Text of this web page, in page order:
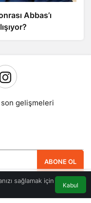
Abbas’ı
sağlamak için
Kabul
son gelişmeleri
ABONE OL
haberdar olan ilk kişi
Trafik